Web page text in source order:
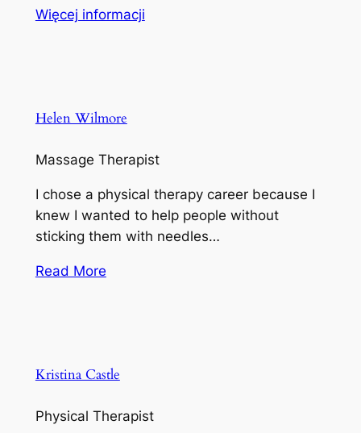
Więcej informacji
Helen Wilmore
Massage Therapist
I chose a physical therapy career because I
knew I wanted to help people without
sticking them with needles…
Read More
Kristina Castle
Physical Therapist